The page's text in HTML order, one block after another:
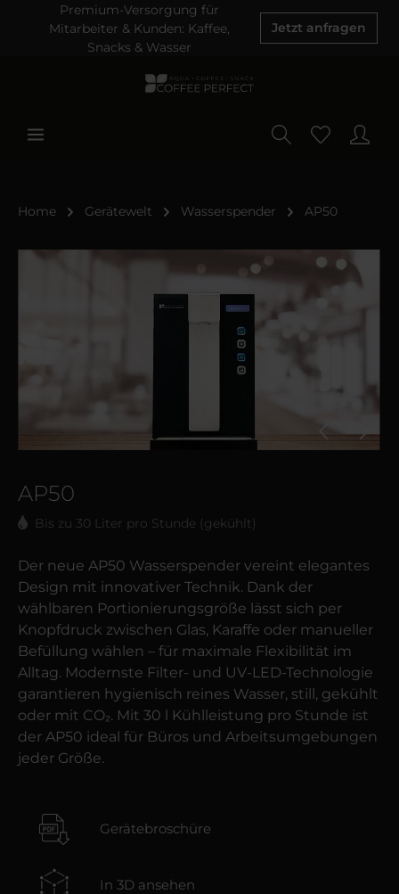
Premium-Versorgung für
Mitarbeiter & Kunden: Kaffee,
Snacks & Wasser
Jetzt anfragen
Home Gerätewelt Wasserspender AP50
AP50
Bis zu 30 Liter pro Stunde (gekühlt)
Der neue AP50 Wasserspender vereint elegantes
Design mit innovativer Technik. Dank der
wählbaren Portionierungsgröße lässt sich per
Knopfdruck zwischen Glas, Karaffe oder manueller
Befüllung wählen – für maximale Flexibilität im
Alltag. Modernste Filter- und UV-LED-Technologie
garantieren hygienisch reines Wasser, still, gekühlt
oder mit CO₂. Mit 30 l Kühlleistung pro Stunde ist
der AP50 ideal für Büros und Arbeitsumgebungen
jeder Größe.
Gerätebroschüre
In 3D ansehen